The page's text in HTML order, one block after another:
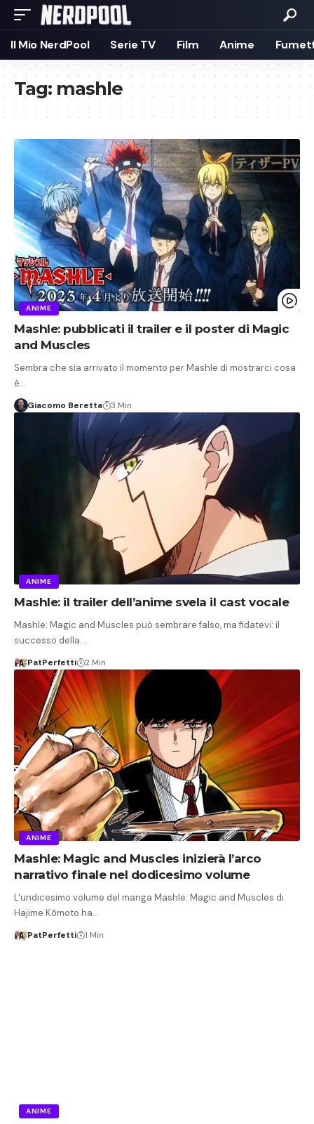
Il Mio NerdPool Serie TV Film Anime
Tag: mashle
ANIME
Mashle: pubblicati il trailer e il poster di Magic
and Muscles
Sembra che sia arrivato il momento per Mashle di mostrarci cosa
è…
Giacomo Beretta 3 Min
ANIME
Mashle: il trailer dell’anime svela il cast vocale
Mashle: Magic and Muscles può sembrare falso, ma fidatevi: il
successo della…
PatPerfetti 2 Min
ANIME
Mashle: Magic and Muscles inizierà l’arco
narrativo finale nel dodicesimo volume
L'undicesimo volume del manga Mashle: Magic and Muscles di
Hajime Kōmoto ha…
PatPerfetti 1 Min
ANIME